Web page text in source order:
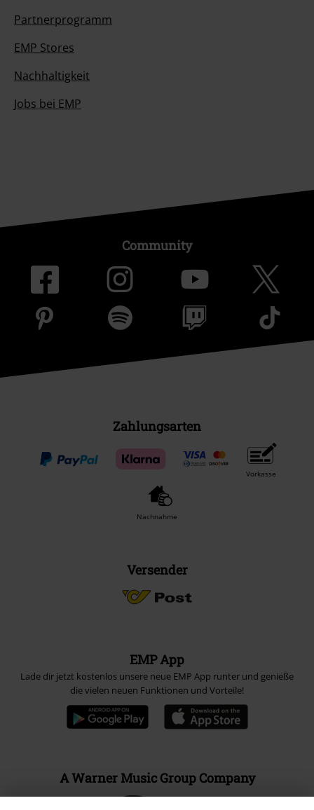
Partnerprogramm
EMP Stores
Nachhaltigkeit
Jobs bei EMP
Community
Zahlungsarten
Vorkasse
Nachnahme
Versender
EMP App
Lade dir jetzt kostenlos unsere neue EMP App runter und genieße
die vielen neuen Funktionen und Vorteile!
A Warner Music Group Company